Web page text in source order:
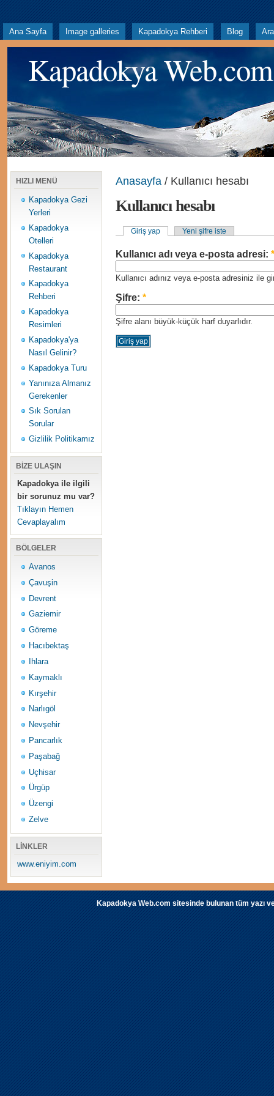
Ana Sayfa Image galleries Kapadokya Rehberi Blog Ara
Kapadokya Web.com
HIZLI MENÜ
Kapadokya Gezi
Yerleri
Kapadokya
Otelleri
Kapadokya
Restaurant
Kapadokya
Rehberi
Kapadokya
Resimleri
Kapadokya'ya
Nasıl Gelinir?
Kapadokya Turu
Yanınıza Almanız
Gerekenler
Sık Sorulan
Sorular
Gizlilik Politikamız
BİZE ULAŞIN
Kapadokya ile ilgili
bir sorunuz mu var?
Tıklayın Hemen
Cevaplayalım
BÖLGELER
Avanos
Çavuşin
Devrent
Gaziemir
Göreme
Hacıbektaş
Ihlara
Kaymaklı
Kırşehir
Narlıgöl
Nevşehir
Pancarlık
Paşabağ
Uçhisar
Ürgüp
Üzengi
Zelve
LİNKLER
www.eniyim.com
Anasayfa / Kullanıcı hesabı
Kullanıcı hesabı
Giriş yap Yeni şifre iste
Kullanıcı adı veya e-posta adresi: *
Kullanıcı adınız veya e-posta adresiniz ile
Şifre: *
Şifre alanı büyük-küçük harf duyarlıdır.
Kapadokya Web.com sitesinde bulunan tüm yazı